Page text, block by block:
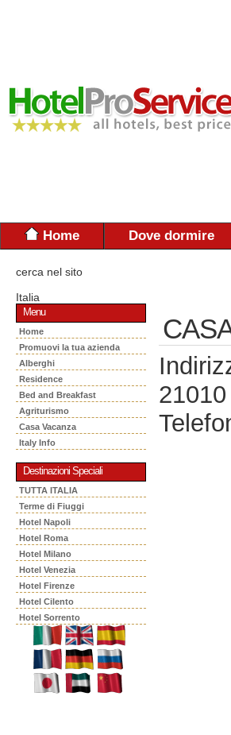
Home Dove dormire
cerca nel sito
Italia
Menu
Home
Promuovi la tua azienda
Alberghi
Residence
Bed and Breakfast
Agriturismo
Casa Vacanza
Italy Info
Destinazioni Speciali
TUTTA ITALIA
Terme di Fiuggi
Hotel Napoli
Hotel Roma
Hotel Milano
Hotel Venezia
Hotel Firenze
Hotel Cilento
Hotel Sorrento